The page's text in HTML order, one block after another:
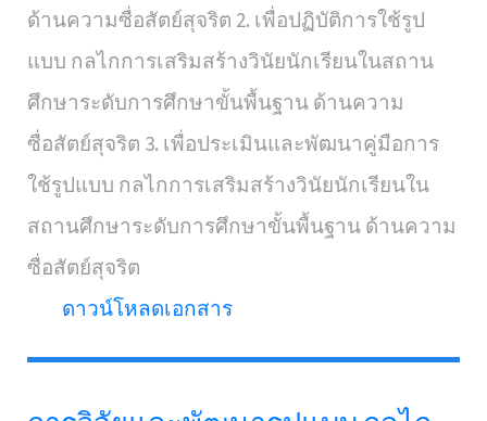
ด้านความซื่อสัตย์สุจริต 2. เพื่อปฏิบัติการใช้รูป
แบบ กลไกการเสริมสร้างวินัยนักเรียนในสถาน
ศึกษาระดับการศึกษาขั้นพื้นฐาน ด้านความ
ซื่อสัตย์สุจริต 3. เพื่อประเมินและพัฒนาคู่มือการ
ใช้รูปแบบ กลไกการเสริมสร้างวินัยนักเรียนใน
สถานศึกษาระดับการศึกษาขั้นพื้นฐาน ด้านความ
ซื่อสัตย์สุจริต
ดาวน์โหลดเอกสาร